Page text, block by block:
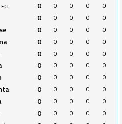
ECL 0 0 0 0
0
0 0 0 0
0
0 0 0 0
0
0 0 0 0
0
0 0 0 0
0
0 0 0 0
0
0 0 0 0
0
0 0 0 0
0
0 0 0 0
0
0 0 0 0
0